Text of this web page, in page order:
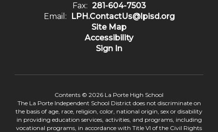
Fax: 281-604-7503
Email:
LPH.ContactUs@lpisd.org
Site Map
Accessibility
Sign In
Contents © 2026 La Porte High School
The La Porte Independent School District does not discriminate on
the basis of age, race, religion, color, national origin, sex or disability
in providing education services, activities, and programs, including
vocational programs, in accordance with Title VI of the Civil Rights